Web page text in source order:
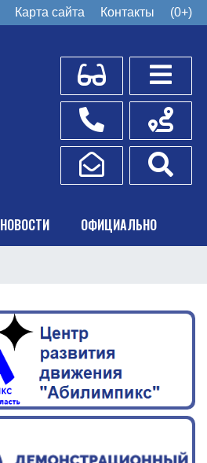
Карта сайта Контакты (0+)
Для слабовидящих
Телефоны
Написать обращение
Схема
НОВОСТИ ОФИЦИАЛЬНО